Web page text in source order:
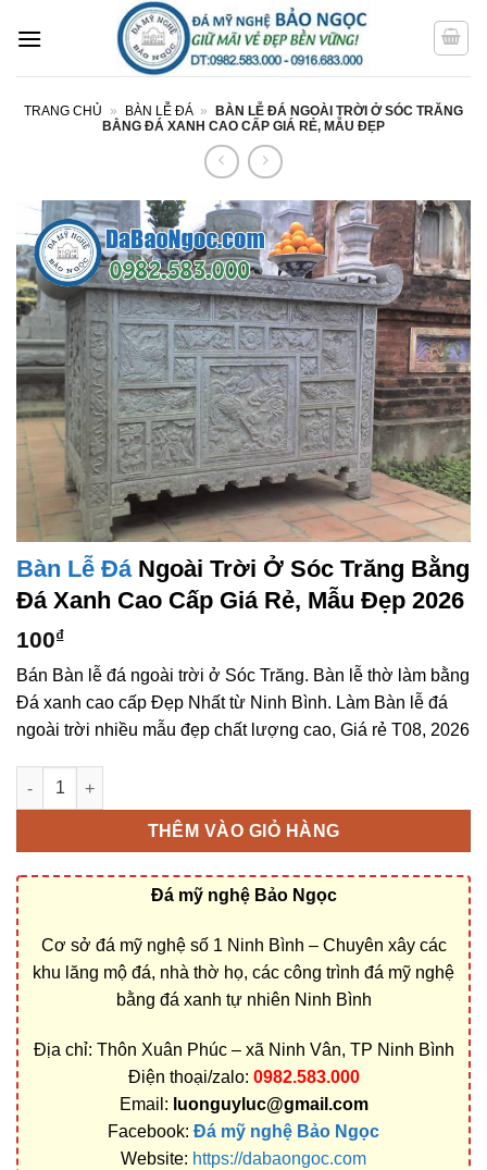
qua
TRANG CHỦ » BÀN LỄ ĐÁ »
BÀN LỄ ĐÁ NGOÀI TRỜI Ở SÓC TRĂNG
BẰNG ĐÁ XANH CAO CẤP GIÁ RẺ, MẪU ĐẸP
Bàn Lễ ĐáNgoài Trời Ở Sóc Trăng Bằng
Đá Xanh Cao Cấp Giá Rẻ, Mẫu Đẹp 2026
100₫
Bán Bàn lễ đá ngoài trời ở Sóc Trăng. Bàn lễ thờ làm bằng
Đá xanh cao cấp Đẹp Nhất từ Ninh Bình. Làm Bàn lễ đá
ngoài trời nhiều mẫu đẹp chất lượng cao, Giá rẻ T08, 2026
Bàn lễ đá ngoài trời ở Sóc Trăng bằng Đá xanh cao cấp giá
THÊM VÀO GIỎ HÀNG
Đá mỹ nghệ Bảo Ngọc
Cơ sở đá mỹ nghệ số 1 Ninh Bình – Chuyên xây các
khu lăng mộ đá, nhà thờ họ, các công trình đá mỹ nghệ
bằng đá xanh tự nhiên Ninh Bình
Địa chỉ: Thôn Xuân Phúc – xã Ninh Vân, TP Ninh Bình
Điện thoại/zalo: 0982.583.000
Email: luonguyluc@gmail.com
Facebook: Đá mỹ nghệ Bảo Ngọc
Website: https://dabaongoc.com